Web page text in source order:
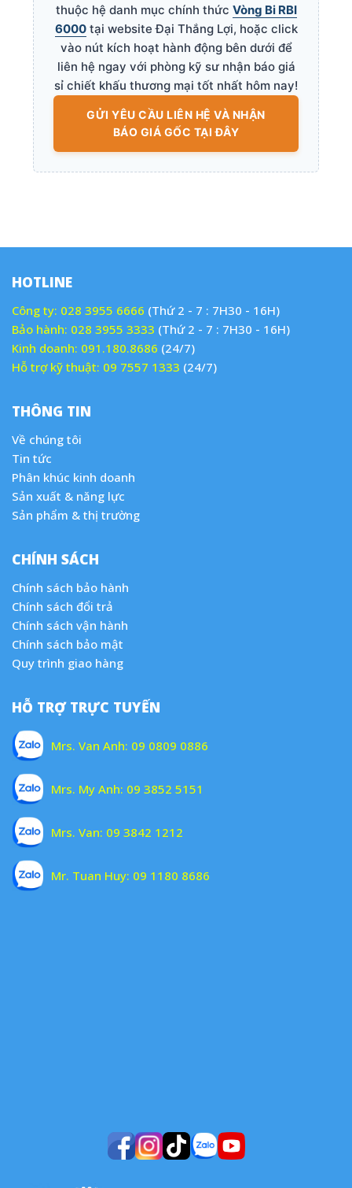
thuộc hệ danh mục chính thức Vòng Bi RBI
6000tại website Đại Thắng Lợi, hoặc click
vào nút kích hoạt hành động bên dưới để
liên hệ ngay với phòng kỹ sư nhận báo giá
sỉ chiết khấu thương mại tốt nhất hôm nay!
GỬI YÊU CẦU LIÊN HỆ VÀ NHẬN
BÁO GIÁ GỐC TẠI ĐÂY
HOTLINE
Công ty: 028 3955 6666 (Thứ 2 - 7 : 7H30 - 16H)
Bảo hành: 028 3955 3333 (Thứ 2 - 7 : 7H30 - 16H)
Kinh doanh: 091.180.8686 (24/7)
Hỗ trợ kỹ thuật: 09 7557 1333 (24/7)
THÔNG TIN
Về chúng tôi
Tin tức
Phân khúc kinh doanh
Sản xuất & năng lực
Sản phẩm & thị trường
CHÍNH SÁCH
Chính sách bảo hành
Chính sách đổi trả
Chính sách vận hành
Chính sách bảo mật
Quy trình giao hàng
HỖ TRỢ TRỰC TUYẾN
Mrs. Van Anh: 09 0809 0886
Mrs. My Anh: 09 3852 5151
Mrs. Van: 09 3842 1212
Mr. Tuan Huy: 09 1180 8686